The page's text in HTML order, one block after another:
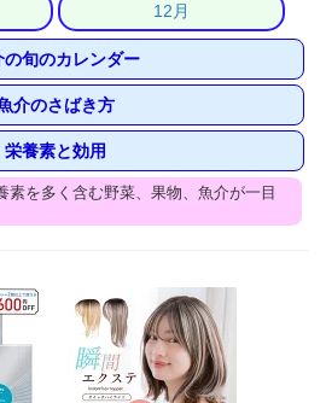
12月
の旬のカレンダー
介のさばき方
栄養素と効用
素を多く含む野菜、果物、魚介が一目